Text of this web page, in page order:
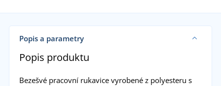
Popis a parametry
Popis produktu
Bezešvé pracovní rukavice vyrobené z polyesteru s